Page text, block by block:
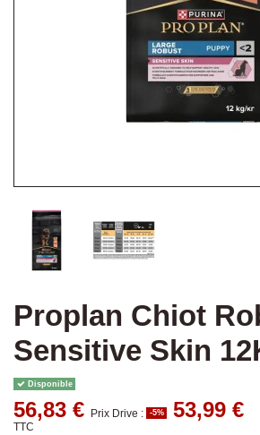
Proplan Chiot
Sensitive Skin
Disponible
56,83 € Prix Drive : -5% 53,99 €
TTC